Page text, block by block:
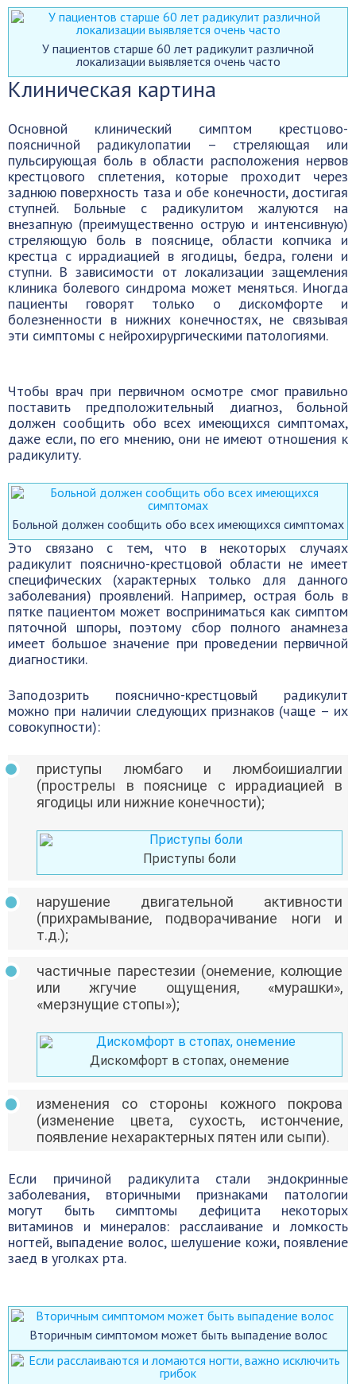
У пациентов старше 60 лет радикулит различной
локализации выявляется очень часто
Клиническая картина
Основной клинический симптом крестцово-
поясничной радикулопатии – стреляющая или
пульсирующая боль в области расположения нервов
крестцового сплетения, которые проходит через
заднюю поверхность таза и обе конечности, достигая
ступней. Больные с радикулитом жалуются на
внезапную (преимущественно острую и интенсивную)
стреляющую боль в пояснице, области копчика и
крестца с иррадиацией в ягодицы, бедра, голени и
ступни. В зависимости от локализации защемления
клиника болевого синдрома может меняться. Иногда
пациенты говорят только о дискомфорте и
болезненности в нижних конечностях, не связывая
эти симптомы с нейрохирургическими патологиями.
Чтобы врач при первичном осмотре смог правильно
поставить предположительный диагноз, больной
должен сообщить обо всех имеющихся симптомах,
даже если, по его мнению, они не имеют отношения к
радикулиту.
Больной должен сообщить обо всех имеющихся симптомах
Это связано с тем, что в некоторых случаях
радикулит пояснично-крестцовой области не имеет
специфических (характерных только для данного
заболевания) проявлений. Например, острая боль в
пятке пациентом может восприниматься как симптом
пяточной шпоры, поэтому сбор полного анамнеза
имеет большое значение при проведении первичной
диагностики.
Заподозрить пояснично-крестцовый радикулит
можно при наличии следующих признаков (чаще – их
совокупности):
приступы люмбаго и люмбоишиалгии
(прострелы в пояснице с иррадиацией в
ягодицы или нижние конечности);
Приступы боли
нарушение двигательной активности
(прихрамывание, подворачивание ноги и
т.д.);
частичные парестезии (онемение, колющие
или жгучие ощущения, «мурашки»,
«мерзнущие стопы»);
Дискомфорт в стопах, онемение
изменения со стороны кожного покрова
(изменение цвета, сухость, истончение,
появление нехарактерных пятен или сыпи).
Если причиной радикулита стали эндокринные
заболевания, вторичными признаками патологии
могут быть симптомы дефицита некоторых
витаминов и минералов: расслаивание и ломкость
ногтей, выпадение волос, шелушение кожи, появление
заед в уголках рта.
Вторичным симптомом может быть выпадение волос